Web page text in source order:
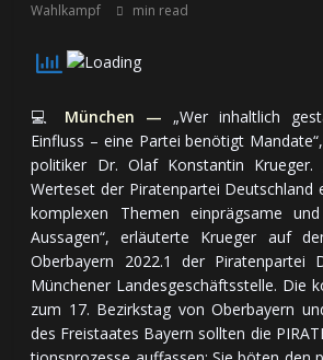
Wahlkampf min read
💻 München — „Wer inhaltlich
Einfluss – eine Partei benötigt
po­li­ti­ker Dr. Olaf Konstantin Krueger.
Werte­set der Piraten­partei Deutschland
kom­ple­xen The­men ein­präg­sa­me
Aus­sa­gen“, er­läu­ter­te Krueger auf
Oberbayern 2022.1 der Piraten­partei
Münchener Lan­des­ge­schäfts­stel­le. Die
zum 17. Bezirkstag von Oberbayern
des Freistaates Bayern soll­ten die